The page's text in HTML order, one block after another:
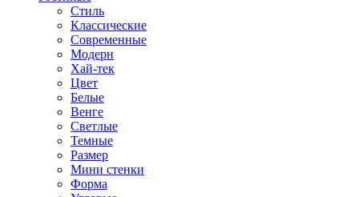
Стиль
Классические
Современные
Модерн
Хай-тек
Цвет
Белые
Венге
Светлые
Темные
Размер
Мини стенки
Форма